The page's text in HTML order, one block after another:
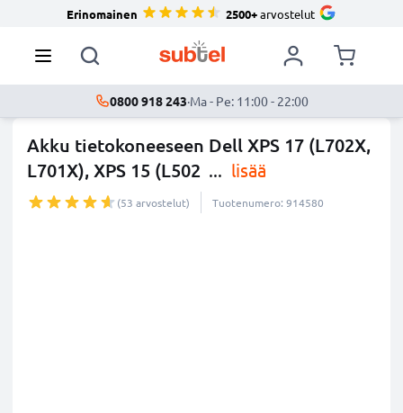
Erinomainen 2500+arvostelut
0800 918 243·Ma - Pe: 11:00 - 22:00
Akku tietokoneeseen Dell XPS 17 (L702X,
L701X), XPS 15 (L502 ... lisää
(53 arvostelut) Tuotenumero: 914580